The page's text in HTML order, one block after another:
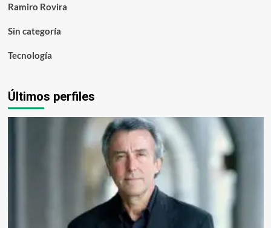
Ramiro Rovira
Sin categoría
Tecnología
Últimos perfiles